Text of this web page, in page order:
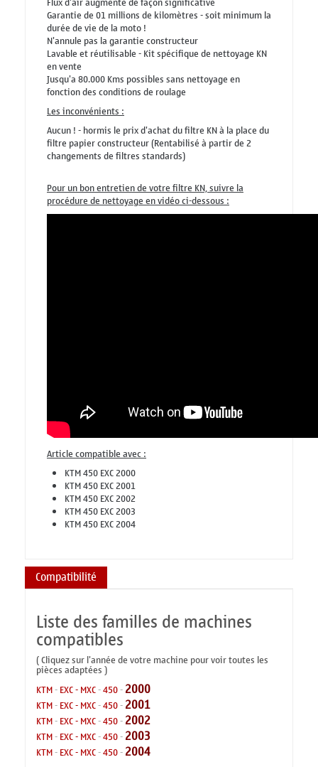
Garantie de 01 millions de kilomètres - soit minimum la
durée de vie de la moto !
N'annule pas la garantie constructeur
Lavable et réutilisable - Kit spécifique de nettoyage KN
en vente
Jusqu'a 80.000 Kms possibles sans nettoyage en
fonction des conditions de roulage
Les inconvénients :
Aucun ! - hormis le prix d'achat du filtre KN à la place du
filtre papier constructeur (Rentabilisé à partir de 2
changements de filtres standards)
Pour un bon entretien de votre filtre KN, suivre la
procédure de nettoyage en vidéo ci-dessous :
Article compatible avec :
KTM 450 EXC 2000
KTM 450 EXC 2001
KTM 450 EXC 2002
KTM 450 EXC 2003
KTM 450 EXC 2004
Compatibilité
Liste des familles de machines
compatibles
( Cliquez sur l'année de votre machine pour voir toutes les
pièces adaptées )
KTM-EXC - MXC-450-2000
KTM-EXC - MXC-450-2001
KTM-EXC - MXC-450-2002
KTM-EXC - MXC-450-2003
KTM-EXC - MXC-450-2004